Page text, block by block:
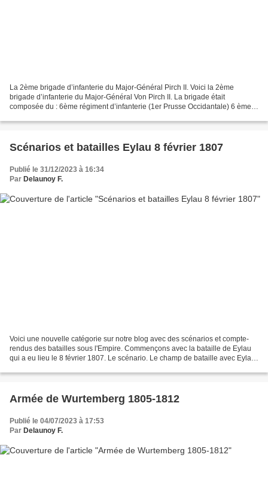
La 2ème brigade d’infanterie du Major-Général Pirch II. Voici la 2ème
brigade d’infanterie du Major-Général Von Pirch II. La brigade était
composée du : 6ème régiment d’infanterie (1er Prusse Occidantale) 6 ème
Scénarios et batailles Eylau 8 février 1807
Publié le 31/12/2023 à 16:34
Par Delaunoy F.
Voici une nouvelle catégorie sur notre blog avec des scénarios et compte-
rendus des batailles sous l'Empire. Commençons avec la bataille de Eylau
qui a eu lieu le 8 février 1807. Le scénario. Le champ de bataille avec Eylau
Armée de Wurtemberg 1805-1812
Publié le 04/07/2023 à 17:53
Par Delaunoy F.